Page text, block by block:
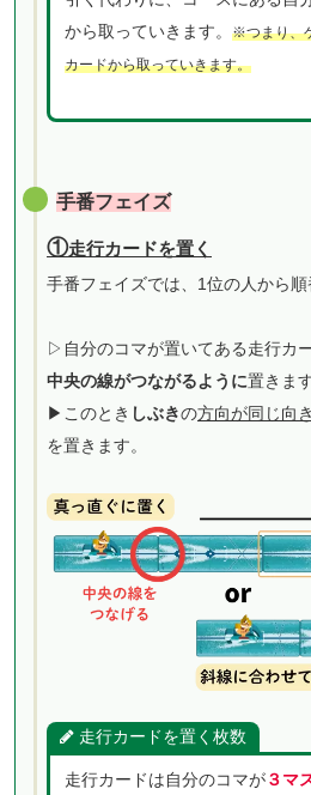
から取っていきます。 ※つまり、
カードから取っていきます。
手番フェイズ
①走行カードを置く
手番フェイズでは、1位の人から順
▷ 自分のコマが置いてある走行カ
中央の線がつながるように置きます
▶︎このとき しぶきの方向が同じ向
を置きます。
走行カードを置く枚数
走行カードは自分のコマが３マ